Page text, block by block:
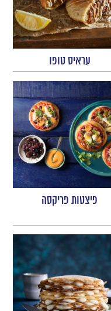
עראיס טופו
פיצטות פריקסה